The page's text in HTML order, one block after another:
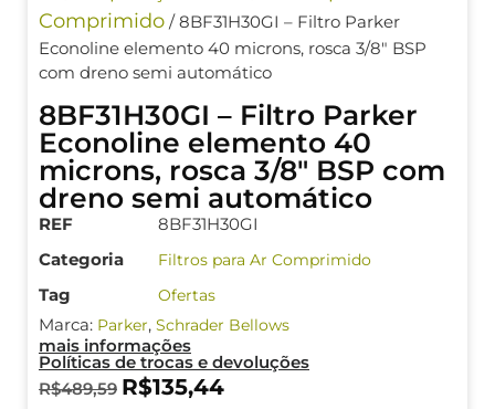
Comprimido / 8BF31H30GI – Filtro Parker
Econoline elemento 40 microns, rosca 3/8″ BSP
com dreno semi automático
8BF31H30GI – Filtro Parker
Econoline elemento 40
microns, rosca 3/8″ BSP com
dreno semi automático
REF
8BF31H30GI
Categoria
Filtros para Ar Comprimido
Tag Ofertas
Marca: Parker, Schrader Bellows
mais informações
Políticas de trocas e devoluções
R$489,59 R$135,44